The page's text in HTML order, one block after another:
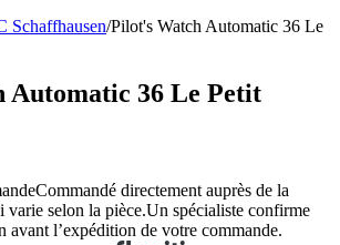
Schaffhausen/Pilot's Watch Automatic 36 Le
Automatic 36 Le Petit
Commandé directement auprès de la
varie selon la pièce.Un spécialiste confirme
avant l’expédition de votre commande.